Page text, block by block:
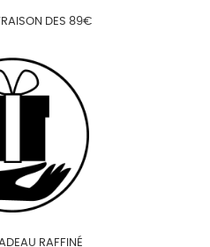
DES 89€
RAFFINÉ